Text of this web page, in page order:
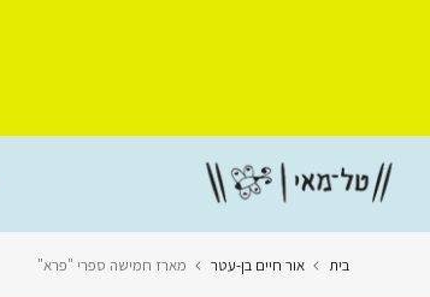
בית אור חיים בן-עטר מארז חמישה ספרי "פרא"